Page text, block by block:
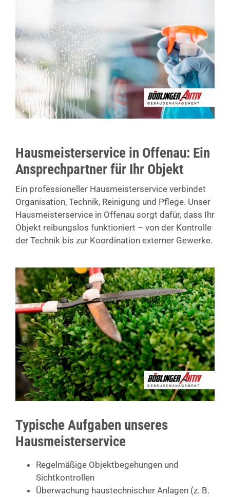
Hausmeisterservice in Offenau: Ein
Ansprechpartner für Ihr Objekt
Ein professioneller Hausmeisterservice verbindet
Organisation, Technik, Reinigung und Pflege. Unser
Hausmeisterservice in Offenau sorgt dafür, dass Ihr
Objekt reibungslos funktioniert – von der Kontrolle
der Technik bis zur Koordination externer Gewerke.
Typische Aufgaben unseres
Hausmeisterservice
Regelmäßige Objektbegehungen und
Sichtkontrollen
Überwachung haustechnischer Anlagen (z. B.